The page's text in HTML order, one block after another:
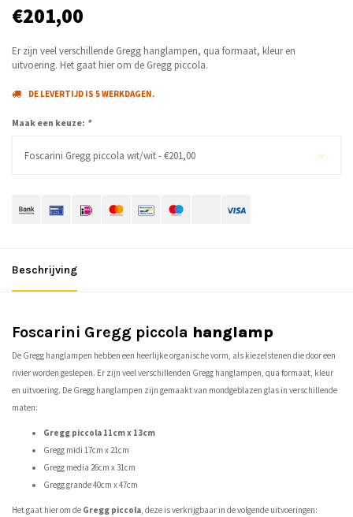
€201,00
Er zijn veel verschillende Gregg hanglampen, qua formaat, kleur en
uitvoering. Het gaat hier om de Gregg piccola.
DE LEVERTIJD IS 5 WERKDAGEN.
Maak een keuze: *
Foscarini Gregg piccola wit/wit - €201,00
Beschrijving
Foscarini Gregg piccola hanglamp
De Gregg hanglampen hebben een heerlijke organische vorm, als kiezelstenen die door een
rivier worden geslepen. Er zijn veel verschillenden Gregg hanglampen, qua formaat, kleur
en uitvoering. De Gregg hanglampen zijn gemaakt van mondgeblazen glas in verschillende
maten:
Gregg piccola 11cm x 13cm
Gregg midi 17cm x 21cm
Gregg media 26cm x 31cm
Gregg grande 40cm x 47cm
Het gaat hier om de Gregg piccola, deze is verkrijgbaar in de volgende uitvoeringen: